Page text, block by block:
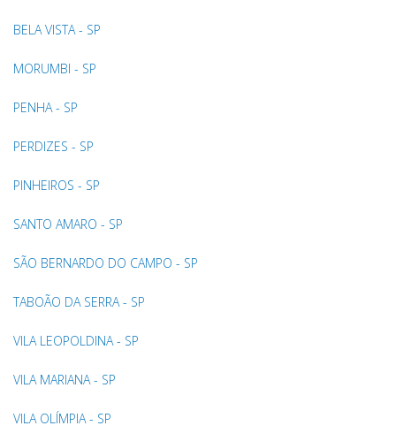
BELA VISTA - SP
MORUMBI - SP
PENHA - SP
PERDIZES - SP
PINHEIROS - SP
SANTO AMARO - SP
SÃO BERNARDO DO CAMPO - SP
TABOÃO DA SERRA - SP
VILA LEOPOLDINA - SP
VILA MARIANA - SP
VILA OLÍMPIA - SP